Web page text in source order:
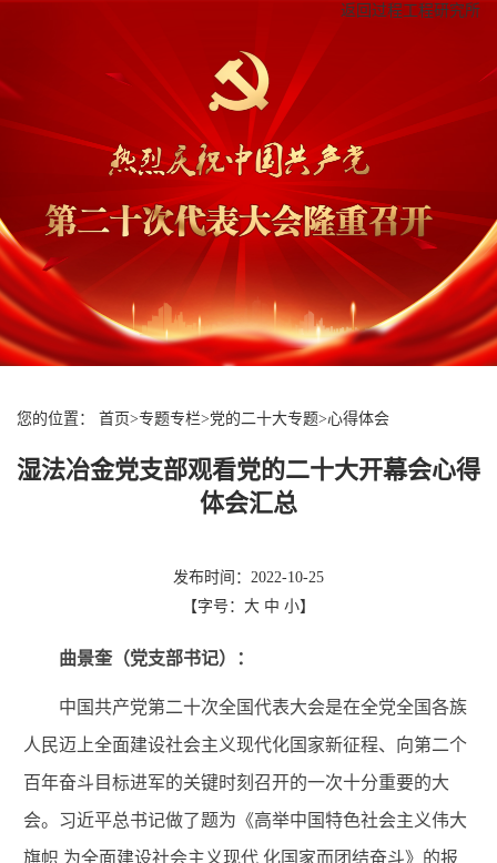
返回过程工程研究所
您的位置： 首页>专题专栏>党的二十大专题>心得体会
湿法冶金党支部观看党的二十大开幕会心得
体会汇总
发布时间：2022-10-25
【字号： 大 中 小】
曲景奎（党支部书记）：
中国共产党第二十次全国代表大会是在全党全国各族
人民迈上全面建设社会主义现代化国家新征程、向第二个
百年奋斗目标进军的关键时刻召开的一次十分重要的大
会。 习近平总书记做了题为 《高举中国特色社会主义伟大
旗帜 为全面建设社会主义现代 化国家而团结奋斗》 的报